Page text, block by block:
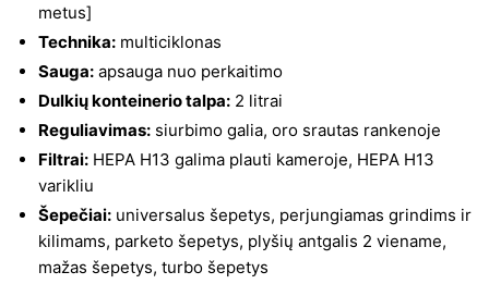
metus]
Technika: multiciklonas
Sauga: apsauga nuo perkaitimo
Dulkių konteinerio talpa: 2 litrai
Reguliavimas: siurbimo galia, oro srautas rankenoje
Filtrai: HEPA H13 galima plauti kameroje, HEPA H13
varikliu
Šepečiai: universalus šepetys, perjungiamas grindims ir
kilimams, parketo šepetys, plyšių antgalis 2 viename,
mažas šepetys, turbo šepetys